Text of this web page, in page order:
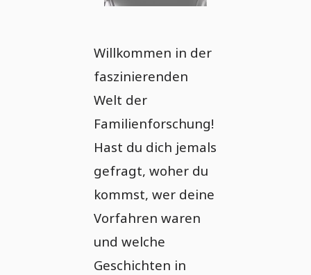
Willkommen in der
faszinierenden
Welt der
Familienforschung!
Hast du dich jemals
gefragt, woher du
kommst, wer deine
Vorfahren waren
und welche
Geschichten in